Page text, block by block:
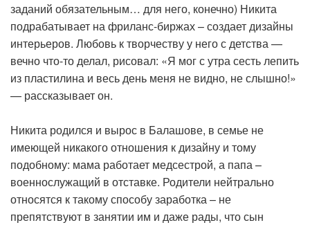
заданий обязательным… для него, конечно) Никита
подрабатывает на фриланс-биржах – создает дизайны
интерьеров. Любовь к творчеству у него с детства —
вечно что-то делал, рисовал: «Я мог с утра сесть лепить
из пластилина и весь день меня не видно, не слышно!»
— рассказывает он.
Никита родился и вырос в Балашове, в семье не
имеющей никакого отношения к дизайну и тому
подобному: мама работает медсестрой, а папа –
военнослужащий в отставке. Родители нейтрально
относятся к такому способу заработка – не
препятствуют в занятии им и даже рады, что сын